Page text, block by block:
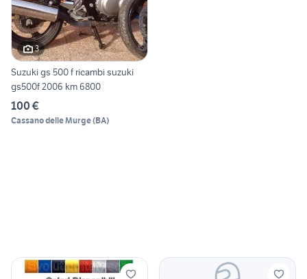
3
Suzuki gs 500 f ricambi suzuki
gs500f 2006 km 6800
100 €
Cassano delle Murge(BA)